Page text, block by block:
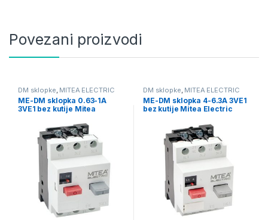
Povezani proizvodi
DM sklopke MITEA ELECTRIC
ME-DM sklopka 0.63-1A
3VE1 bez kutije Mitea
DM sklopke MITEA ELECTRIC
ME-DM sklopka 4-6.3A 3VE1
bez kutije Mitea Electric